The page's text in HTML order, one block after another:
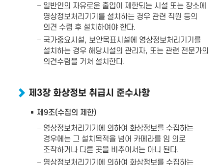
일반인의 자유로운 출입이 제한되는 시설 또는 장소에
영상정보처리기기를 설치하는 경우 관련 직원 등의
의견 수렴 후 설치하여야 한다.
국가중요시설, 보안목표시설에 영상정보처리기기를
설치하는 경우 해당시설의 관리자, 또는 관련 전문가의
의견수렴을 거쳐 설치한다.
제3장 화상정보 취급시 준수사항
제9조(수집의 제한)
영상정보처리기기에 의하여 화상정보를 수집하는
경우에는 그 설치목적을 넘어 카메라를 임 의로
조작하거나 다른 곳을 비추어서는 아니 된다.
영상정보처리기기에 의하여 화상정보를 수집하는